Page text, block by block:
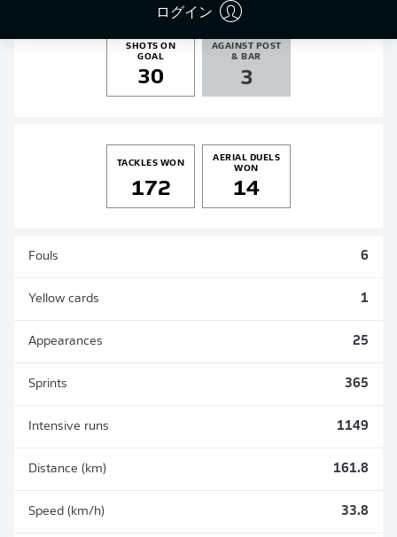
ログイン
SHOTS ON
GOAL
30
AGAINST POST
& BAR
3
TACKLES WON
172
AERIAL DUELS
WON
14
Fouls 6
Yellow cards 1
Appearances 25
Sprints 365
Intensive runs 1149
Distance (km) 161.8
Speed (km/h) 33.8